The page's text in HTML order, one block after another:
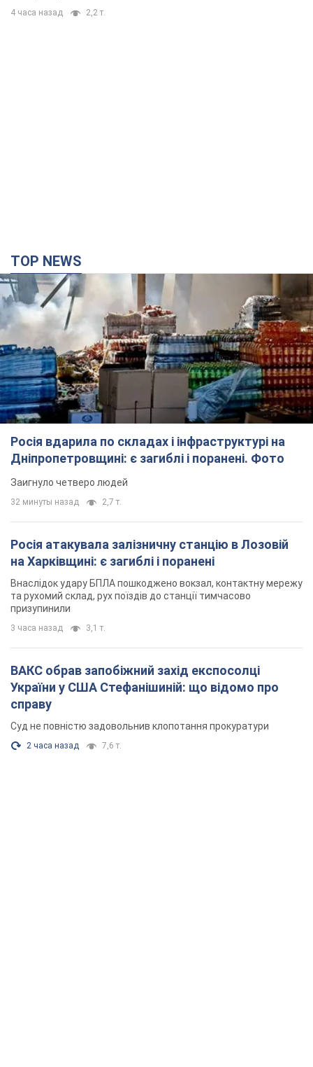
4 часа назад 2,2 т.
TOP NEWS
Росія вдарила по складах і інфраструктурі на
Дніпропетровщині: є загиблі і поранені. Фото
Заигнуло четверо людей
32 минуты назад 2,7 т.
Росія атакувала залізничну станцію в Лозовій
на Харківщині: є загиблі і поранені
Внаслідок удару БПЛА пошкоджено вокзал, контактну мережу
та рухомий склад, рух поїздів до станції тимчасово
призупинили
3 часа назад 3,1 т.
ВАКС обрав запобіжний захід експосолці
України у США Стефанішиній: що відомо про
справу
Суд не повністю задовольнив клопотання прокуратури
2 часа назад 7,6 т.